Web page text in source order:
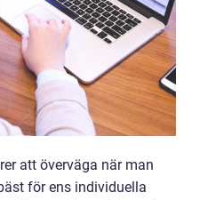
att överväga när man
för ens individuella